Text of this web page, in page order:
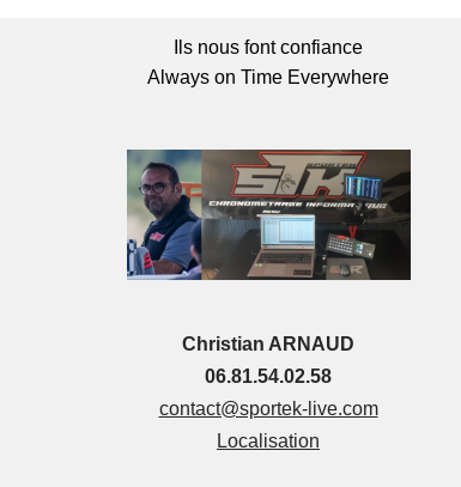
Ils nous font confiance
Always on Time Everywhere
Christian ARNAUD
06.81.54.02.58
contact@sportek-live.com
Localisation